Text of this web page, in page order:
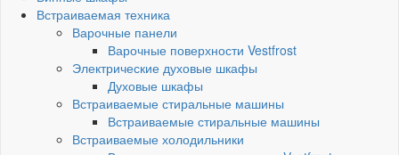
Встраиваемая техника
Варочные панели
Варочные поверхности Vestfrost
Электрические духовые шкафы
Духовые шкафы
Встраиваемые стиральные машины
Встраиваемые стиральные машины
Встраиваемые холодильники